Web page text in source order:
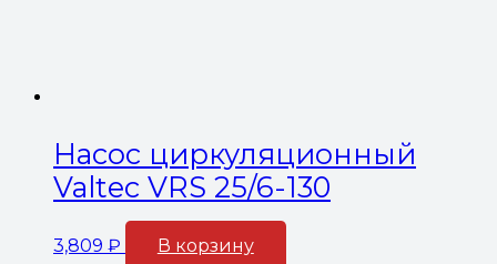
Насос циркуляционный
Valtec VRS 25/6-130
3,809 ₽ В корзину